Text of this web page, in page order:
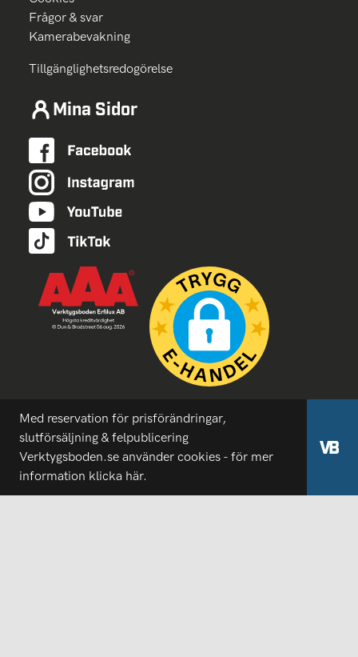
Frågor & svar
Kamerabevakning
Tillgänglighetsredogörelse
Mina Sidor
Med reservation för prisförändringar,
slutförsäljning & felpublicering
Verktygsboden.se använder cookies - för mer
information klicka här.